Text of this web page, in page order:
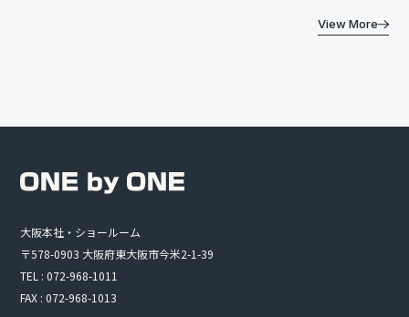
View More
大阪本社・ショールーム
〒578-0903 大阪府東大阪市今米2-1-39
TEL : 072-968-1011
FAX : 072-968-1013